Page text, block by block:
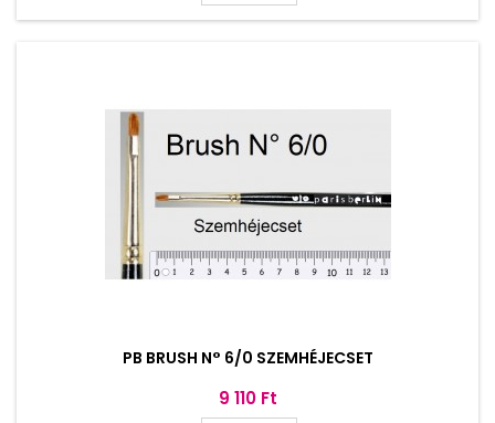
PB BRUSH N° 6/0 SZEMHÉJECSET
Ár
9 110 Ft